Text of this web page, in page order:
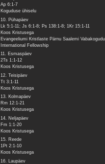
Ap 6:1-7
Koguduse ühiselu
10. Pühapäev
Lk 5:1-11; Js 6:1-8; Ps 138:1-8; 1Kr 15:1-11
Koos Kristusega
Evangeeliumi Kristlaste Pärnu Saalemi
International Fellowship
11. Esmaspäev
2Ts 1:1-12
Koos Kristusega
12. Teisipäev
Tt 3:1-11
Koos Kristusega
13. Kolmapäev
Rm 12:1-21
Koos Kristusega
14. Neljapäev
Fm 1:1-20
Koos Kristusega
15. Reede
1Pt 2:1-10
Koos Kristusega
16. Laupäev